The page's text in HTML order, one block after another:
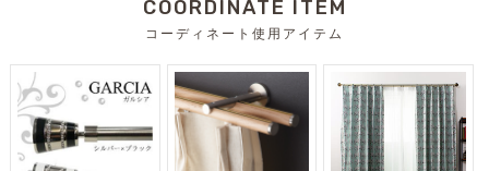
COORDINATE ITEM
コーディネート使用アイテム